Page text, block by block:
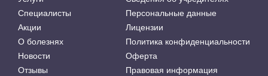
Специалисты
Акции
О болезнях
Новости
Отзывы
Персональные данные
Лицензии
Политика конфиденциальности
Оферта
Правовая информация